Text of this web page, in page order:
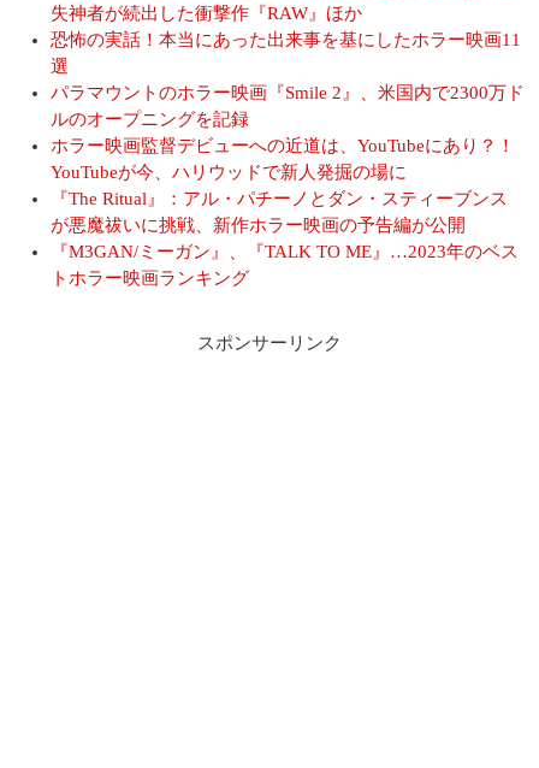
失神者が続出した衝撃作『RAW』ほか
恐怖の実話！本当にあった出来事を基にしたホラー映画11
選
パラマウントのホラー映画『Smile 2』、米国内で2300万ド
ルのオープニングを記録
ホラー映画監督デビューへの近道は、YouTubeにあり？！
YouTubeが今、ハリウッドで新人発掘の場に
『The Ritual』：アル・パチーノとダン・スティーブンス
が悪魔祓いに挑戦、新作ホラー映画の予告編が公開
『M3GAN/ミーガン』、『TALK TO ME』…2023年のベス
トホラー映画ランキング
スポンサーリンク